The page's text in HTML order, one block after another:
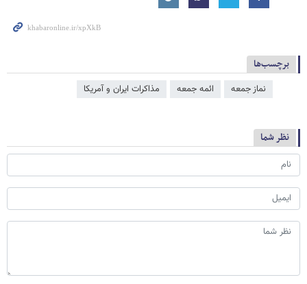
برچسب‌ها
نماز جمعه ائمه جمعه مذاکرات ایران و آمریکا
نظر شما